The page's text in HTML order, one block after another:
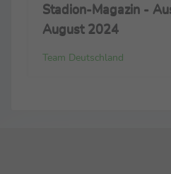
Stadion-Magazin -
August 2024
Team Deutschland